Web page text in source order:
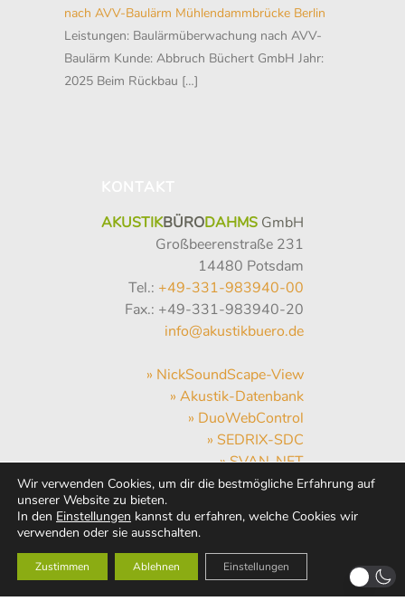
nach AVV-Baulärm Mühlendammbrücke Berlin
Leistungen: Baulärmüberwachung nach AVV-
Baulärm Kunde: Abbruch Büchert GmbH Jahr:
2025 Beim Rückbau […]
AKUSTIKBÜRODAHMS GmbH
Großbeerenstraße 231
14480 Potsdam
Tel.: +49-331-983940-00
Fax.: +49-331-983940-20
info@akustikbuero.de
» NickSoundScape-View
» Akustik-Datenbank
» DuoWebControl
» SEDRIX-SDC
» SVAN-NET
» Hum-Hub
» Wetter
Wir verwenden Cookies, um dir die bestmögliche Erfahrung auf
unserer Website zu bieten.
In den Einstellungen kannst du erfahren, welche Cookies wir
verwenden oder sie ausschalten.
Zustimmen Ablehnen Einstellungen